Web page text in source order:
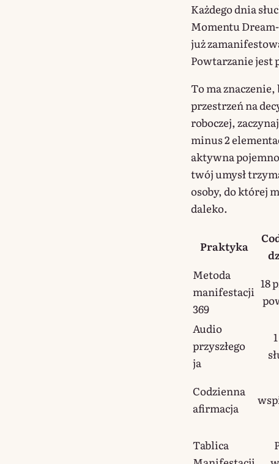
Każdego dnia
Momentu
już
Powtarzanie jest
To ma
przestrzeń na
roboczej,
minus 2
aktywna
twój umysł
osoby, do której
daleko.
Praktyka
Metoda
manifestacji
369
18
Audio
przyszłego
ja
Codzienna
afirmacja
Tablica